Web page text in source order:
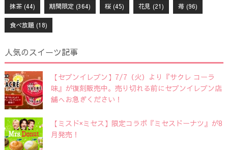
抹茶(44) 期間限定 (364) 桜(45) 花見 (21) 苺(96)
食べ放題(18)
人気のスイーツ記事
【セブンイレブン】7/7（火）より『サクレ コーラ
味』が復刻販売中。売り切れる前にセブンイレブン店
舗へお急ぎください！
【ミスド×ミセス】限定コラボ『ミセスドーナツ』が8
月発売！